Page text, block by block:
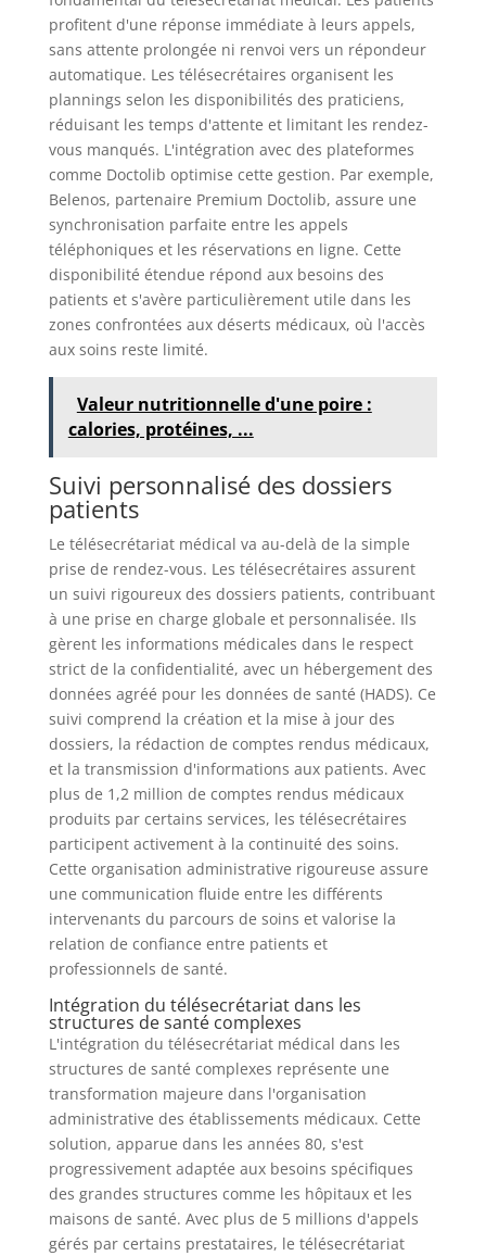
profitent d'une réponse immédiate à leurs appels,
sans attente prolongée ni renvoi vers un répondeur
automatique. Les télésecrétaires organisent les
plannings selon les disponibilités des praticiens,
réduisant les temps d'attente et limitant les rendez-
vous manqués. L'intégration avec des plateformes
comme Doctolib optimise cette gestion. Par exemple,
Belenos, partenaire Premium Doctolib, assure une
synchronisation parfaite entre les appels
téléphoniques et les réservations en ligne. Cette
disponibilité étendue répond aux besoins des
patients et s'avère particulièrement utile dans les
zones confrontées aux déserts médicaux, où l'accès
aux soins reste limité.
Valeur nutritionnelle d'une poire :
calories, protéines, ...
Suivi personnalisé des dossiers
patients
Le télésecrétariat médical va au-delà de la simple
prise de rendez-vous. Les télésecrétaires assurent
un suivi rigoureux des dossiers patients, contribuant
à une prise en charge globale et personnalisée. Ils
gèrent les informations médicales dans le respect
strict de la confidentialité, avec un hébergement des
données agréé pour les données de santé (HADS). Ce
suivi comprend la création et la mise à jour des
dossiers, la rédaction de comptes rendus médicaux,
et la transmission d'informations aux patients. Avec
plus de 1,2 million de comptes rendus médicaux
produits par certains services, les télésecrétaires
participent activement à la continuité des soins.
Cette organisation administrative rigoureuse assure
une communication fluide entre les différents
intervenants du parcours de soins et valorise la
relation de confiance entre patients et
professionnels de santé.
Intégration du télésecrétariat dans les
structures de santé complexes
L'intégration du télésecrétariat médical dans les
structures de santé complexes représente une
transformation majeure dans l'organisation
administrative des établissements médicaux. Cette
solution, apparue dans les années 80, s'est
progressivement adaptée aux besoins spécifiques
des grandes structures comme les hôpitaux et les
maisons de santé. Avec plus de 5 millions d'appels
gérés par certains prestataires, le télésecrétariat